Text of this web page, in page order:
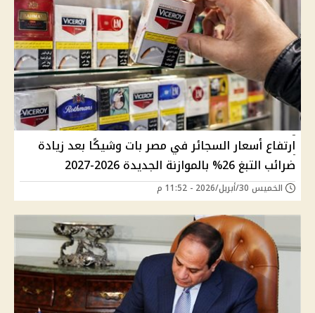
ارتفاع أسعار السجائر في مصر بات وشيكًا بعد زيادة
ضرائب التبغ 26% بالموازنة الجديدة 2026-2027
الخميس 30/أبريل/2026 - 11:52 م